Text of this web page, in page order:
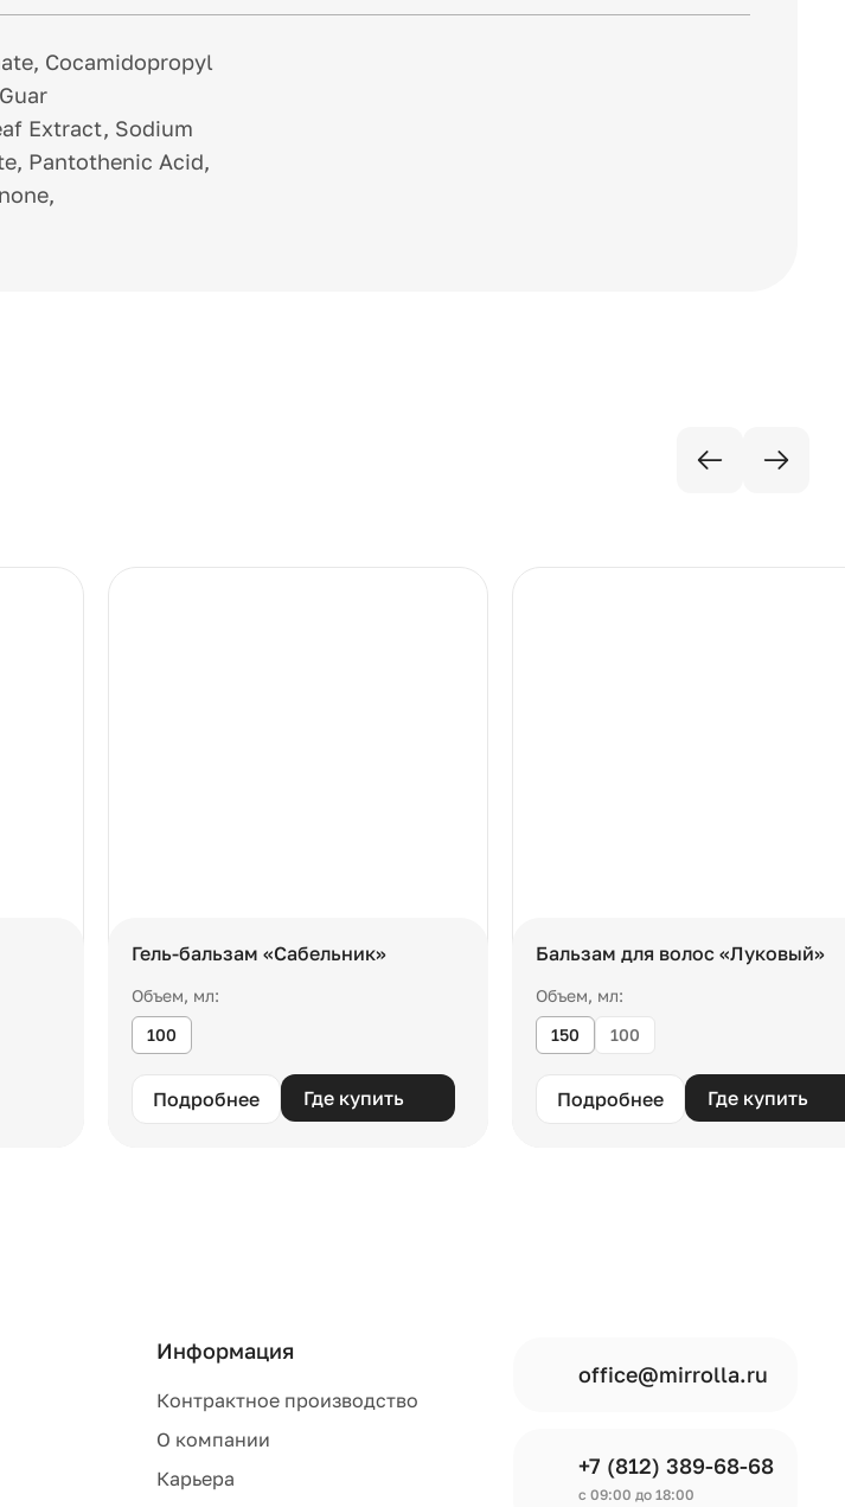
Cocamidopropyl
Extract, Sodium
Pantothenic Acid,
Гель-бальзам «Сабельник»
Объем, мл:
100
Подробнее Где купить
Бальзам для волос «Луковый»
Объем, мл:
150
100
Подробнее Где купить
Информация
Контрактное производство
О компании
Карьера
office@mirrolla.ru
+7 (812) 389-68-68
с 09:00 до 18:00